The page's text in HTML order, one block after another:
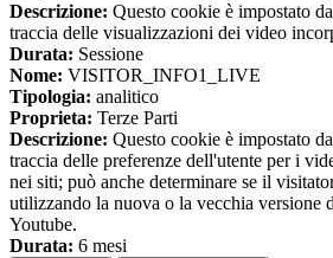
Descrizione: Questo cookie è impostato
traccia delle visualizzazioni dei video
Durata: Sessione
Nome: VISITOR_INFO1_LIVE
Tipologia: analitico
Proprieta: Terze Parti
Descrizione: Questo cookie è impostato
traccia delle preferenze dell'utente per i
nei siti; può anche determinare se il
utilizzando la nuova o la vecchia versione
Youtube.
Durata: 6 mesi